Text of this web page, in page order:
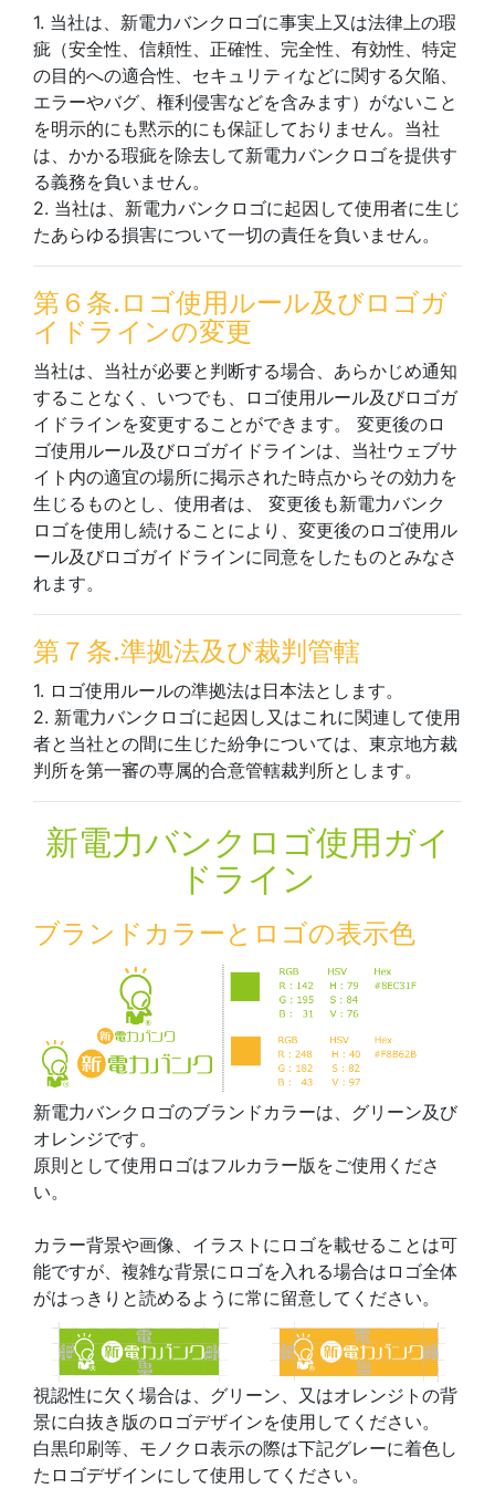
1. 当社は、新電力バンクロゴに事実上又は法律上の瑕
疵（安全性、信頼性、正確性、完全性、有効性、特定
の目的への適合性、セキュリティなどに関する欠陥、
エラーやバグ、権利侵害などを含みます）がないこと
を明示的にも黙示的にも保証しておりません。当社
は、かかる瑕疵を除去して新電力バンクロゴを提供す
る義務を負いません。
2. 当社は、新電力バンクロゴに起因して使用者に生じ
たあらゆる損害について一切の責任を負いません。
第６条.ロゴ使用ルール及びロゴガ
イドラインの変更
当社は、当社が必要と判断する場合、あらかじめ通知
することなく、いつでも、ロゴ使用ルール及びロゴガ
イドラインを変更することができます。 変更後のロ
ゴ使用ルール及びロゴガイドラインは、当社ウェブサ
イト内の適宜の場所に掲示された時点からその効力を
生じるものとし、使用者は、 変更後も新電力バンク
ロゴを使用し続けることにより、変更後のロゴ使用ル
ール及びロゴガイドラインに同意をしたものとみなさ
れます。
第７条.準拠法及び裁判管轄
1. ロゴ使用ルールの準拠法は日本法とします。
2. 新電力バンクロゴに起因し又はこれに関連して使用
者と当社との間に生じた紛争については、東京地方裁
判所を第一審の専属的合意管轄裁判所とします。
新電力バンクロゴ使用ガイ
ドライン
ブランドカラーとロゴの表示色
新電力バンクロゴのブランドカラーは、グリーン及び
オレンジです。
原則として使用ロゴはフルカラー版をご使用くださ
い。
カラー背景や画像、イラストにロゴを載せることは可
能ですが、複雑な背景にロゴを入れる場合はロゴ全体
がはっきりと読めるように常に留意してください。
視認性に欠く場合は、グリーン、又はオレンジトの背
景に白抜き版のロゴデザインを使用してください。
白黒印刷等、モノクロ表示の際は下記グレーに着色し
たロゴデザインにして使用してください。